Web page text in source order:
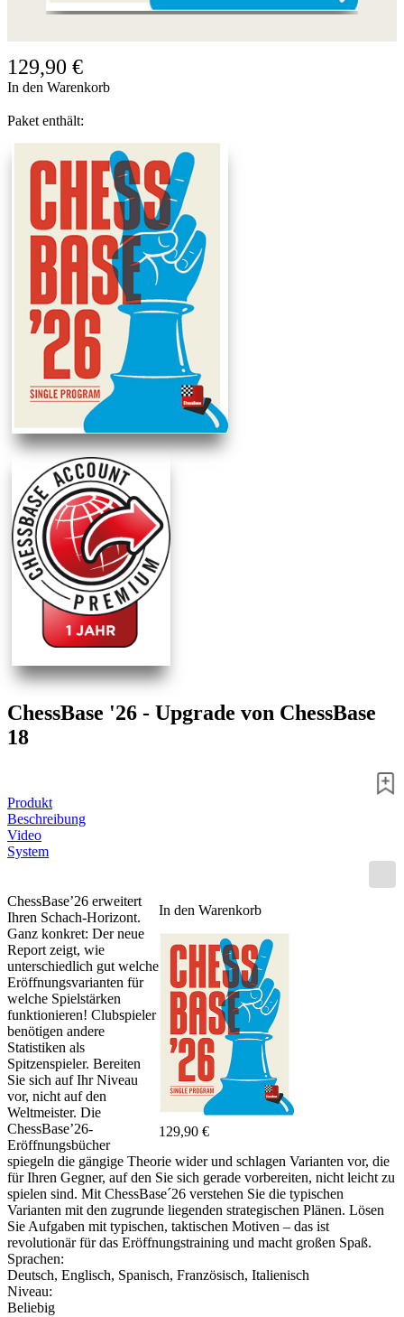
129,90 €
In den Warenkorb
Paket enthält:
ChessBase '26 - Upgrade von ChessBase
18
Produkt
Beschreibung
Video
System
In den Warenkorb
129,90 €
ChessBase’26 erweitert
Ihren Schach-Horizont.
Ganz konkret: Der neue
Report zeigt, wie
unterschiedlich gut welche
Eröffnungsvarianten für
welche Spielstärken
funktionieren! Clubspieler
benötigen andere
Statistiken als
Spitzenspieler. Bereiten
Sie sich auf Ihr Niveau
vor, nicht auf den
Weltmeister. Die
ChessBase’26-
Eröffnungsbücher
spiegeln die gängige Theorie wider und schlagen Varianten vor, die
für Ihren Gegner, auf den Sie sich gerade vorbereiten, nicht leicht zu
spielen sind. Mit ChessBase´26 verstehen Sie die typischen
Varianten mit den zugrunde liegenden strategischen Plänen. Lösen
Sie Aufgaben mit typischen, taktischen Motiven – das ist
revolutionär für das Eröffnungstraining und macht großen Spaß.
Sprachen:
Deutsch, Englisch, Spanisch, Französisch, Italienisch
Niveau:
Beliebig